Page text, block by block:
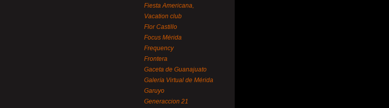
Fiesta Americana,
Vacation club
Flor Castillo
Focus Mérida
Frequency
Frontera
Gaceta de Guanajuato
Galería Virtual de Mérida
Garuyo
Generaccion 21